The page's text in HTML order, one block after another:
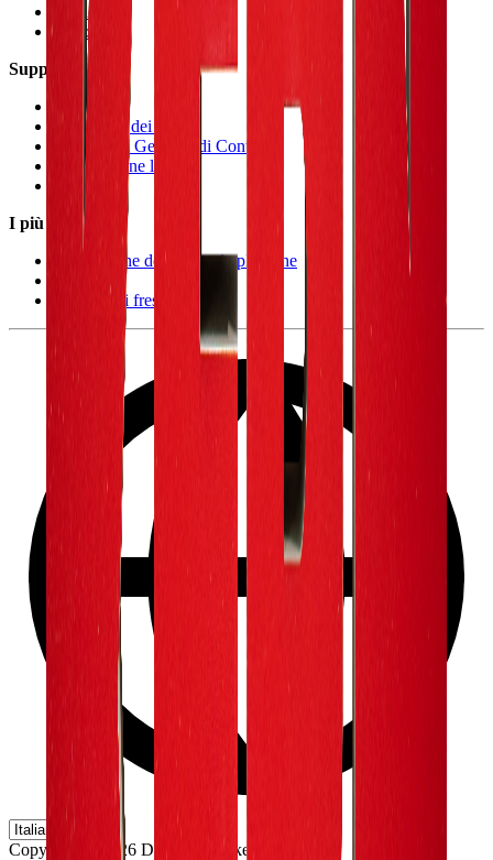
Carriera
Historia
Supporto
Contatto
Protezione dei dati
Condizioni Generali di Contratto
Informazione legale
I più cercati
Lavorazione delle materie plastiche
Aziende di fresatura
Copyright © 2026 DynamicMarkets GmbH